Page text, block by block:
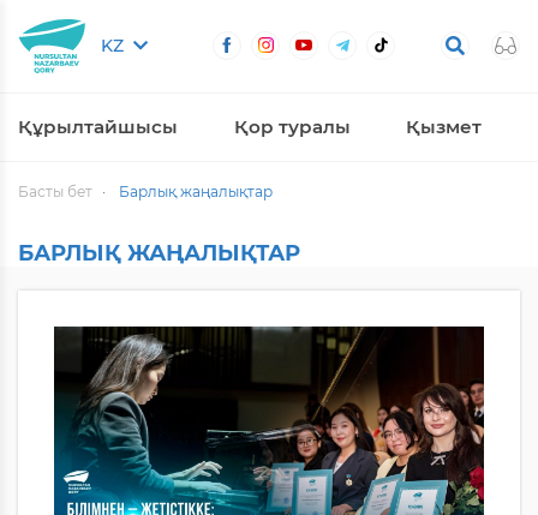
KZ
Құрылтайшысы Қор туралы Қызмет
Басты бет Барлық жаңалықтар
БАРЛЫҚ ЖАҢАЛЫҚТАР